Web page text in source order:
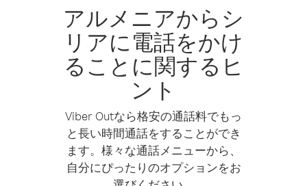
アルメニアからシ
リアに電話をかけ
ることに関するヒ
ント
Viber Outなら格安の通話料でもっ
と長い時間通話をすることができ
ます。様々な通話メニューから、
自分にぴったりのオプションをお